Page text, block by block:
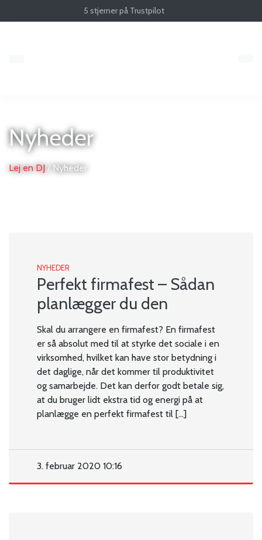
5 stjerner på Trustpilot
Nyheder
Lej en DJ / Nyheder
NYHEDER
Perfekt firmafest – Sådan
planlægger du den
Skal du arrangere en firmafest? En firmafest
er så absolut med til at styrke det sociale i en
virksomhed, hvilket kan have stor betydning i
det daglige, når det kommer til produktivitet
og samarbejde. Det kan derfor godt betale sig,
at du bruger lidt ekstra tid og energi på at
planlægge en perfekt firmafest til […]
3. februar 2020 10:16